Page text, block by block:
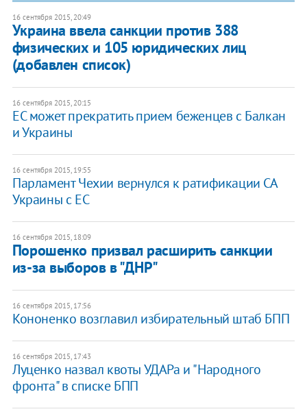
16 сентября 2015, 20:49
Украина ввела санкции против 388
физических и 105 юридических лиц
(добавлен список)
16 сентября 2015, 20:15
ЕС может прекратить прием беженцев с Балкан
и Украины
16 сентября 2015, 19:55
Парламент Чехии вернулся к ратификации СА
Украины с ЕС
16 сентября 2015, 18:09
Порошенко призвал расширить санкции
из-за выборов в "ДНР"
16 сентября 2015, 17:56
Кононенко возглавил избирательный штаб БПП
16 сентября 2015, 17:43
Луценко назвал квоты УДАРа и "Народного
фронта" в списке БПП